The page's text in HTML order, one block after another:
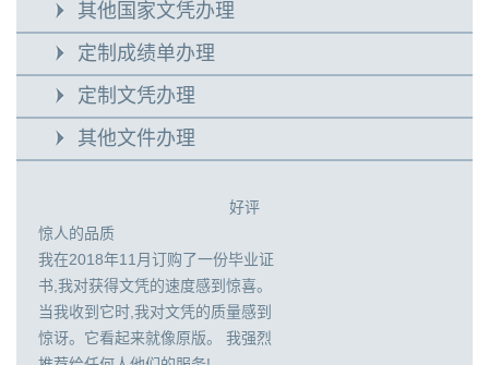
其他国家文凭办理
定制成绩单办理
定制文凭办理
其他文件办理
好评
惊人的品质
我在2018年11月订购了一份毕业证
书,我对获得文凭的速度感到惊喜。
当我收到它时,我对文凭的质量感到
惊讶。它看起来就像原版。 我强烈